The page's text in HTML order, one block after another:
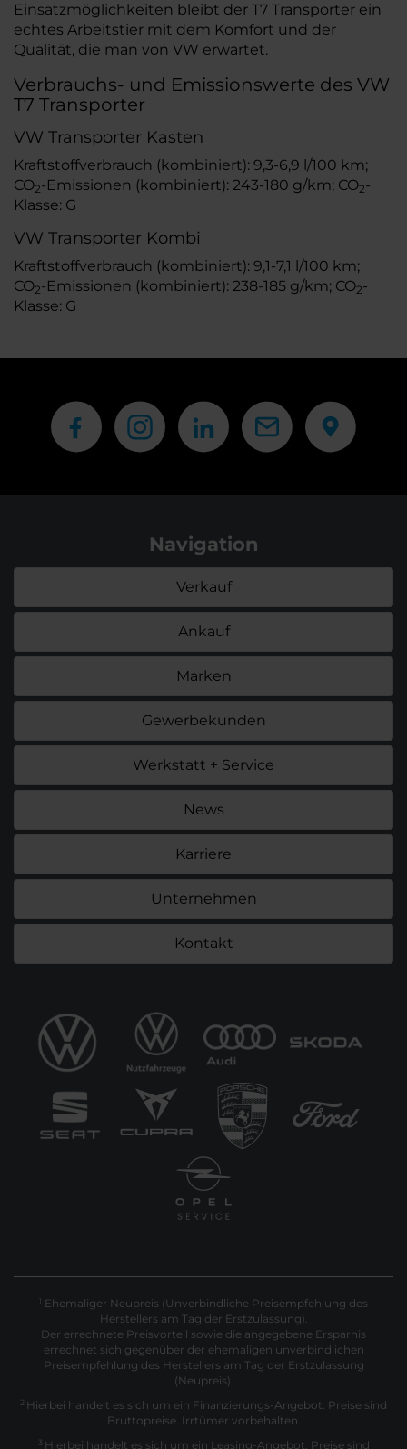
Einsatzmöglichkeiten bleibt der T7 Transporter ein
echtes Arbeitstier mit dem Komfort und der
Qualität, die man von VW erwartet.
Verbrauchs- und Emissionswerte des VW
T7 Transporter
VW Transporter Kasten
Kraftstoffverbrauch (kombiniert): 9,3-6,9 l/100 km;
CO2-Emissionen (kombiniert): 243-180 g/km; CO2-
Klasse: G
VW Transporter Kombi
Kraftstoffverbrauch (kombiniert): 9,1-7,1 l/100 km;
CO2-Emissionen (kombiniert): 238-185 g/km; CO2-
Klasse: G
Navigation
Verkauf
Ankauf
Marken
Gewerbekunden
Werkstatt + Service
News
Karriere
Unternehmen
Kontakt
1 Ehemaliger Neupreis (Unverbindliche Preisempfehlung des
Herstellers am Tag der Erstzulassung).
Der errechnete Preisvorteil sowie die angegebene Ersparnis
errechnet sich gegenüber der ehemaligen unverbindlichen
Preisempfehlung des Herstellers am Tag der Erstzulassung
(Neupreis).
2 Hierbei handelt es sich um ein Finanzierungs-Angebot. Preise sind
Bruttopreise. Irrtümer vorbehalten.
3 Hierbei handelt es sich um ein Leasing-Angebot. Preise sind